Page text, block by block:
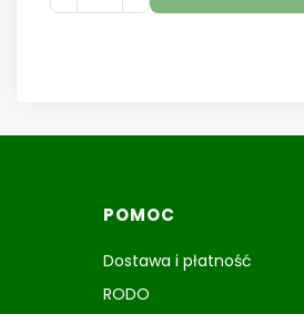
Linki w stopce
POMOC
Dostawa i płatność
RODO